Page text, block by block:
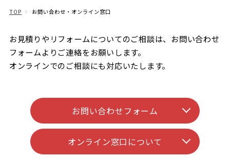
TOP お問い合わせ・オンライン窓口
お見積りやリフォームについてのご相談は、お問い合わせ
フォームよりご連絡をお願いします。
オンラインでのご相談にも対応いたします。
お問い合わせフォーム
オンライン窓口について